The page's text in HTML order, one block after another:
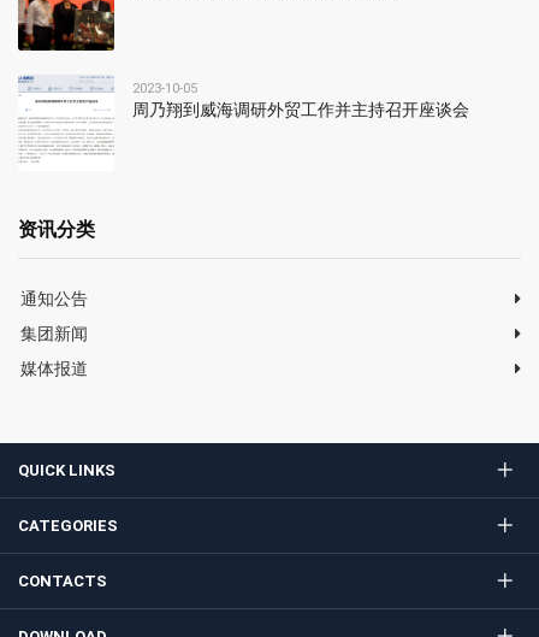
2023-10-05
周乃翔到威海调研外贸工作并主持召开座谈会
资讯分类
通知公告
集团新闻
媒体报道
QUICK LINKS
CATEGORIES
CONTACTS